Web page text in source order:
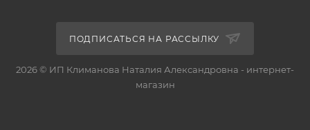
ПОДПИСАТЬСЯ НА РАССЫЛКУ
2026 © ИП Климанова Наталия Александровна - интернет-
магазин